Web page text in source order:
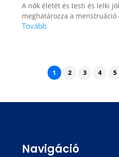
A nők életét és testi és lelki
meghatározza a menstruáció
1 2 3 4 5
Navigáció